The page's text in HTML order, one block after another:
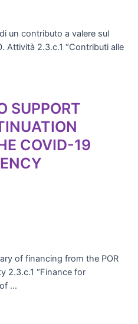
un contributo a valere sul
Attività 2.3.c.1 “Contributi alle
SUPPORT
COVID-19
of financing from the POR
2.3.c.1 “Finance for
…